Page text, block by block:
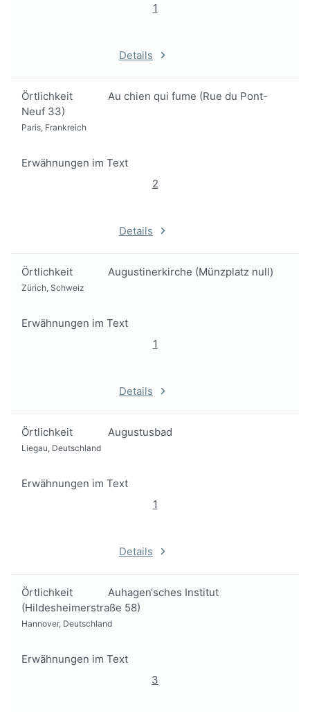
1
Details
Örtlichkeit
Au chien qui fume (Rue du Pont-
Neuf 33)
Paris, Frankreich
Erwähnungen im Text
2
Details
Örtlichkeit Augustinerkirche (Münzplatz null)
Zürich, Schweiz
Erwähnungen im Text
1
Details
Örtlichkeit Augustusbad
Liegau, Deutschland
Erwähnungen im Text
1
Details
Örtlichkeit
Auhagen‘sches Institut
(Hildesheimerstraße 58)
Hannover, Deutschland
Erwähnungen im Text
3